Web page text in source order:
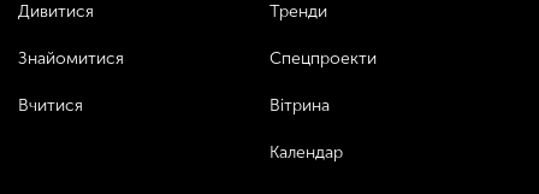
Дивитися
Знайомитися
Вчитися
Тренди
Спецпроекти
Вітрина
Календар